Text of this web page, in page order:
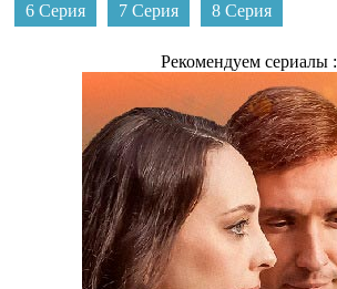
6 Серия 7 Серия 8 Серия
Рекомендуем сериалы :